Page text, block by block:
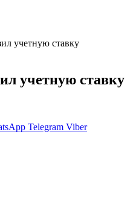
учетную ставку
учетную ставку
Telegram Viber